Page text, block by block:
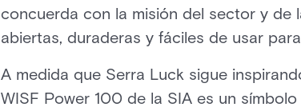
concuerda con la misión del sector y de
abiertas, duraderas y fáciles de usar
A medida que Serra Luck sigue
WISF Power 100 de la SIA es un